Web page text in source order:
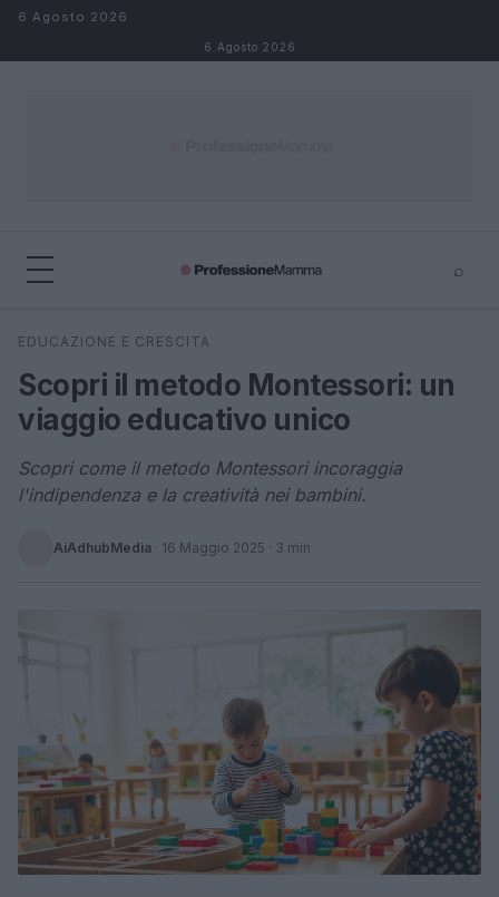
Salta al contenuto
6 Agosto 2026
6 Agosto 2026
⌕
Cerca
EDUCAZIONE E CRESCITA
Scopri il metodo Montessori: un
viaggio educativo unico
Scopri come il metodo Montessori incoraggia
l'indipendenza e la creatività nei bambini.
AiAdhubMedia · 16 Maggio 2025 · 3 min